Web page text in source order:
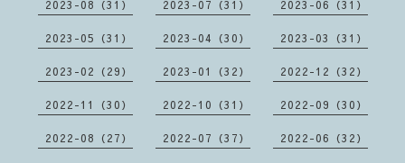
2023-08（31） 2023-07（31） 2023-06（31）
2023-05（31） 2023-04（30） 2023-03（31）
2023-02（29） 2023-01（32） 2022-12（32）
2022-11（30） 2022-10（31） 2022-09（30）
2022-08（27） 2022-07（37） 2022-06（32）